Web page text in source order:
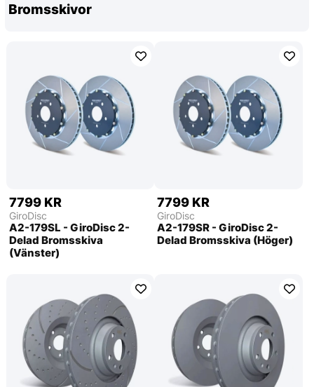
Bromsskivor
7799 KR
GiroDisc
A2-179SL - GiroDisc 2-
Delad Bromsskiva
(Vänster)
7799 KR
GiroDisc
A2-179SR - GiroDisc 2-
Delad Bromsskiva (Höger)